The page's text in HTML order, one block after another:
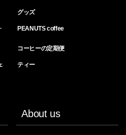
グッズ
PEANUTS coffee
コーヒーの定期便
ティー
About us